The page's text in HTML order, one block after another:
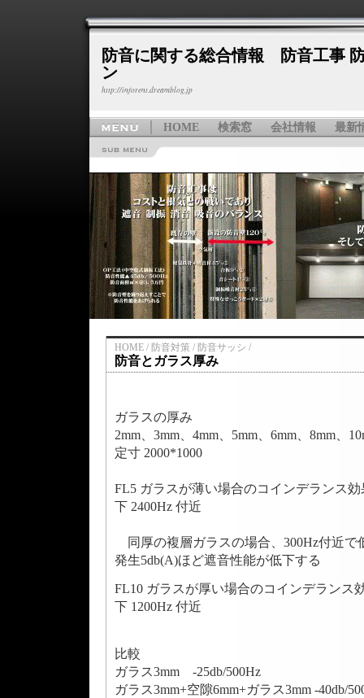
防音に関する総合情報 防音工事
ン
http://inforent.dreamblog.jp
HOME 検索窓 会社情報 最新
HOME / 防音対策 / 防音サッシ /
防音とガラス厚み
ガラスの厚み
2mm、3mm、4mm、5mm、6mm、8mm、
定寸 2000*1000
FL5 ガラスが薄い場合のコインデランス
下 2400Hz 付近
同厚の複層ガラスの場合、300Hz付近で
発生5db(A)ほど遮音性能が低下する
FL10 ガラスが厚い場合のコインデランス
下 1200Hz 付近
比較
ガラス3mm -25db/500Hz
ガラス3mm+空隙6mm+ガラス3mm -40db/